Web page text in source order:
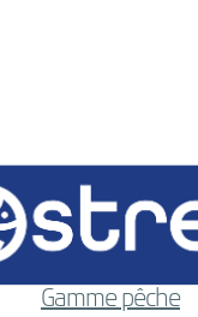
Gamme pêche